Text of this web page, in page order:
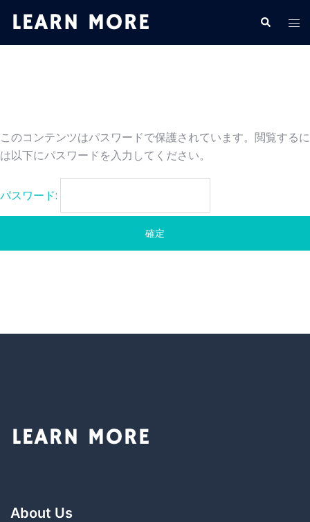
このコンテンツはパスワードで保護されています。閲覧するに
は以下にパスワードを入力してください。
パスワード:
About Us